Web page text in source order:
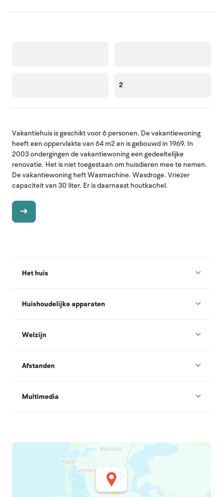
2
Vakantiehuis is geschikt voor 6 personen. De vakantiewoning
heeft een oppervlakte van 64 m2 en is gebouwd in 1969. In
2003 ondergingen de vakantiewoning een gedeeltelijke
renovatie. Het is niet toegestaan om huisdieren mee te nemen.
De vakantiewoning heft Wasmachine. Wasdroge. Vriezer
capaciteit van 30 liter. Er is daarnaast houtkachel.
Het huis
Huishoudelijke apparaten
Welzijn
Afstanden
Multimedia